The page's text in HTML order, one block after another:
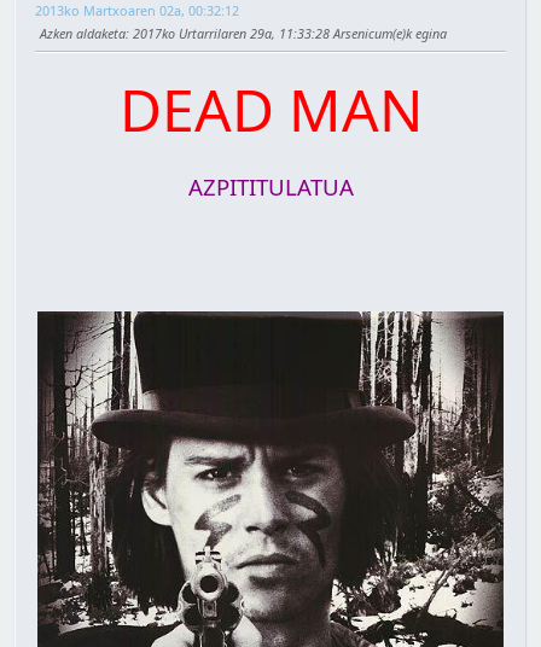
2013ko Martxoaren 02a, 00:32:12
Azken aldaketa: 2017ko Urtarrilaren 29a, 11:33:28 Arsenicum(e)k egina
DEAD MAN
AZPITITULATUA